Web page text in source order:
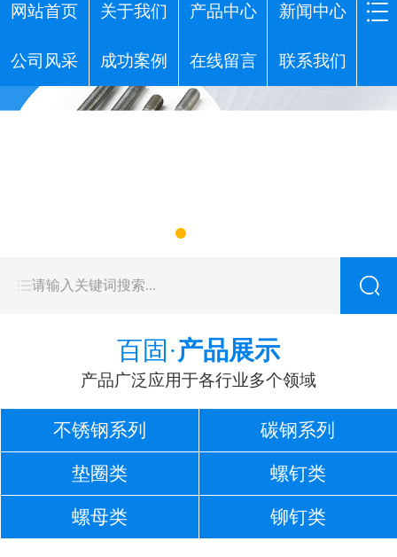
网站首页 关于我们 产品中心 新闻中心
公司风采 成功案例 在线留言 联系我们
百固·产品展示
产品广泛应用于各行业多个领域
不锈钢系列 碳钢系列
垫圈类 螺钉类
螺母类 铆钉类